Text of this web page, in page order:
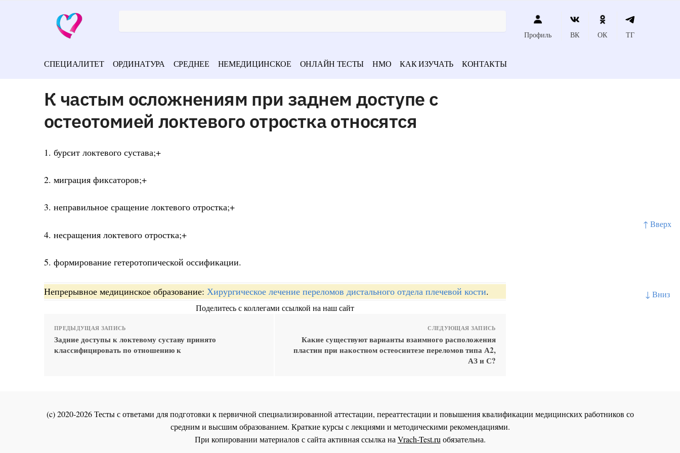
↑ Вверх
↓ Вниз
Профиль ВК ОК ТГ
СПЕЦИАЛИТЕТ ОРДИНАТУРА СРЕДНЕЕ НЕМЕДИЦИНСКОЕ ОНЛАЙН ТЕСТЫ НМО КАК ИЗУЧАТЬ КОНТАКТЫ
К частым осложнениям при заднем доступе с
остеотомией локтевого отростка относятся
1. бурсит локтевого сустава;+
2. миграция фиксаторов;+
3. неправильное сращение локтевого отростка;+
4. несращения локтевого отростка;+
5. формирование гетеротопической оссификации.
Непрерывное медицинское образование: Хирургическое лечение переломов дистального отдела плечевой кости.
Поделитесь с коллегами ссылкой на наш сайт
ПРЕДЫДУЩАЯ ЗАПИСЬ
Задние доступы к локтевому суставу принято
классифицировать по отношению к
СЛЕДУЮЩАЯ ЗАПИСЬ
Какие существуют варианты взаимного расположения
пластин при накостном остеосинтезе переломов типа А2,
АЗ и С?
(c) 2020-2026 Тесты с ответами для подготовки к первичной специализированной аттестации, переаттестации и повышения квалификации медицинских работников со
средним и высшим образованием. Краткие курсы с лекциями и методическими рекомендациями.
При копировании материалов с сайта активная ссылка на Vrach-Test.ru обязательна.